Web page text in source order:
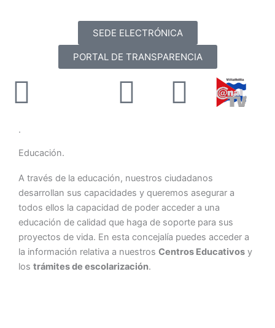
SEDE ELECTRÓNICA
PORTAL DE TRANSPARENCIA
FacebookYoutube
.
Educación.
A través de la educación, nuestros ciudadanos
desarrollan sus capacidades y queremos asegurar a
todos ellos la capacidad de poder acceder a una
educación de calidad que haga de soporte para sus
proyectos de vida. En esta concejalía puedes acceder a
la información relativa a nuestros Centros Educativos y
los trámites de escolarización.